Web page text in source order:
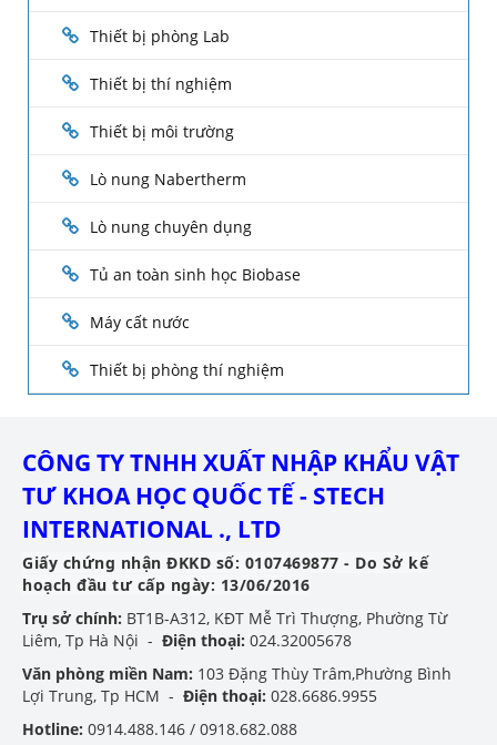
Thiết bị phòng Lab
Thiết bị thí nghiệm
Thiết bị môi trường
Lò nung Nabertherm
Lò nung chuyên dụng
Tủ an toàn sinh học Biobase
Máy cất nước
Thiết bị phòng thí nghiệm
CÔNG TY TNHH XUẤT NHẬP KHẨU VẬT
TƯ KHOA HỌC QUỐC TẾ - STECH
INTERNATIONAL ., LTD
Giấy chứng nhận ĐKKD số: 0107469877 - Do Sở kế
hoạch đầu tư cấp ngày: 13/06/2016
Trụ sở chính: BT1B-A312, KĐT Mễ Trì Thượng, Phường Từ
Liêm, Tp Hà Nội - Điện thoại: 024.32005678
Văn phòng miền Nam: 103 Đặng Thùy Trâm,Phường Bình
Lợi Trung, Tp HCM - Điện thoại: 028.6686.9955
Hotline: 0914.488.146 / 0918.682.088